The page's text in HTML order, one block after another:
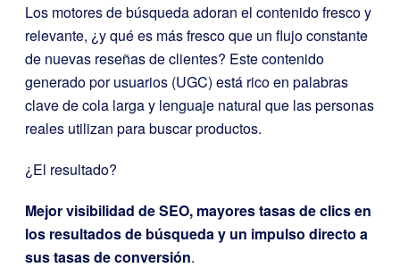
Los motores de búsqueda adoran el contenido fresco y
relevante, ¿y qué es más fresco que un flujo constante
de nuevas reseñas de clientes? Este contenido
generado por usuarios (UGC) está rico en palabras
clave de cola larga y lenguaje natural que las personas
reales utilizan para buscar productos.
¿El resultado?
Mejor visibilidad de SEO, mayores tasas de clics en
los resultados de búsqueda y un impulso directo a
sus tasas de conversión.